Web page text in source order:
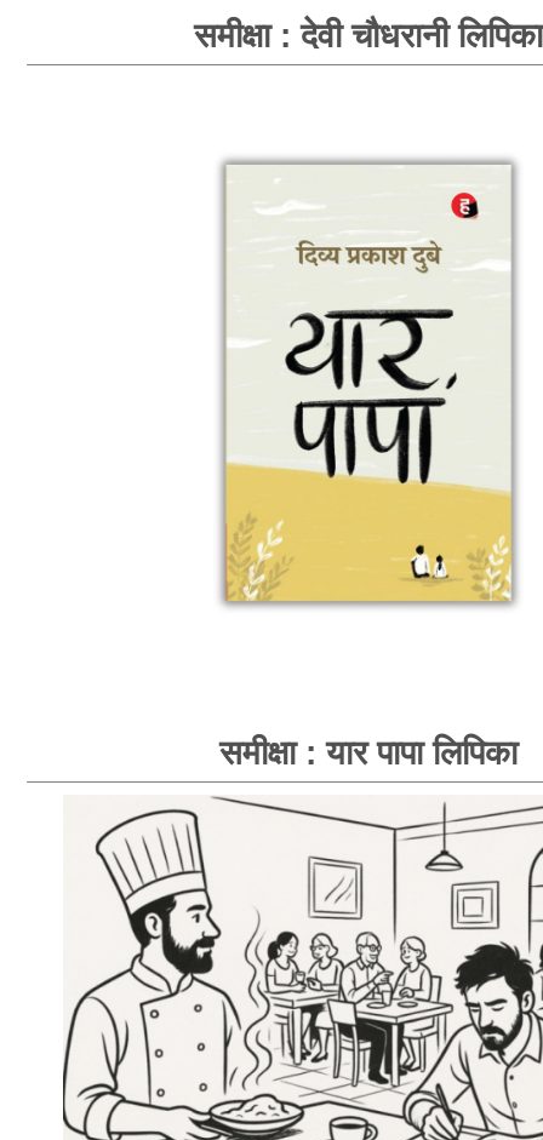
समीक्षा : देवी चौधरानी लिपिका
समीक्षा : यार पापा लिपिका